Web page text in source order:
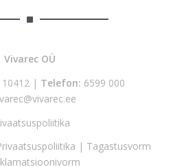
Vivarec OÜ
10412 | Telefon: 6599 000
| Tagastusvorm